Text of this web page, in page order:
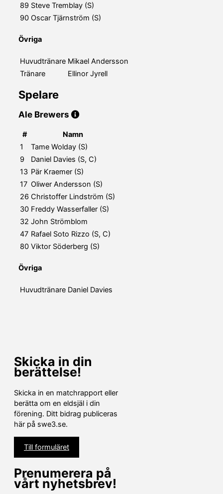
89 Steve Tremblay (S)
90 Oscar Tjärnström (S)
Övriga
Huvudtränare Mikael Andersson
Tränare
Ellinor Jyrell
Spelare
Ale Brewers
#
Namn
1
Tame Wolday (S)
9
Daniel Davies (S, C)
13 Pär Kraemer (S)
17 Oliwer Andersson (S)
26 Christoffer Lindström (S)
30 Freddy Wasserfaller (S)
32 John Strömblom
47 Rafael Soto Rizzo (S, C)
80 Viktor Söderberg (S)
Övriga
Huvudtränare Daniel Davies
Skicka in din
berättelse!
Skicka in en matchrapport eller
berätta om en eldsjäl i din
förening. Ditt bidrag publiceras
här på swe3.se.
Till formuläret
Prenumerera på
vårt nyhetsbrev!